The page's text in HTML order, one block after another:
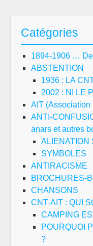
Catégories
1894-1906 …
ABSTENTION
1936 : LA
2002 : NI LE
AIT (Association
ANTI-
anars et autres
ALIENATION
SYMBOLES
ANTIRACISME
BROCHURES-
CHANSONS
CNT-AIT : QUI
CAMPING
POURQUOI
?